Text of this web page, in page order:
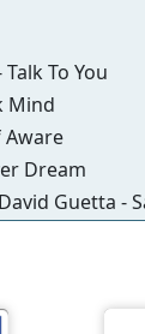
To You
Mind
Aware
Dream
Guetta -